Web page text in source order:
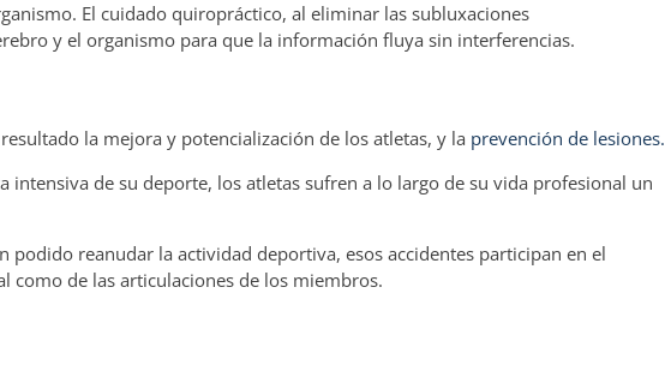
El cuidado quiropráctico, al eliminar las subluxaciones
y el organismo para que la información fluya sin interferencias.
la mejora y potencialización de los atletas, y la prevención de lesiones.
intensiva de su deporte, los atletas sufren a lo largo de su vida profesional un
podido reanudar la actividad deportiva, esos accidentes participan en el
como de las articulaciones de los miembros.